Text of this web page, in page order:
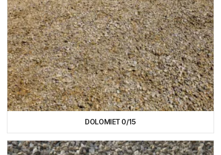
DOLOMIET 0/15